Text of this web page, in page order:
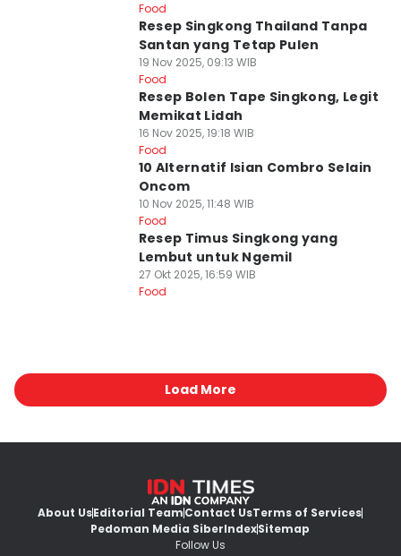
Food
Resep Singkong Thailand Tanpa
Santan yang Tetap Pulen
19 Nov 2025, 09:13 WIB
Food
Resep Bolen Tape Singkong, Legit
Memikat Lidah
16 Nov 2025, 19:18 WIB
Food
10 Alternatif Isian Combro Selain
Oncom
10 Nov 2025, 11:48 WIB
Food
Resep Timus Singkong yang
Lembut untuk Ngemil
27 Okt 2025, 16:59 WIB
Food
Load More
About UsEditorial TeamContact UsTerms of Services
Pedoman Media SiberIndexSitemap
Follow Us